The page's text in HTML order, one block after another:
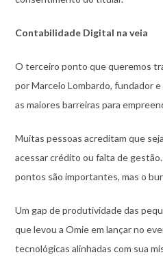
Contabilidade Digital na veia
O terceiro ponto que queremos
por Marcelo Lombardo, fundador
as maiores barreiras para
Muitas pessoas acreditam que
acessar crédito ou falta de
pontos são importantes, mas o
Um gap de produtividade das
que levou a Omie em lançar no
tecnológicas alinhadas com sua